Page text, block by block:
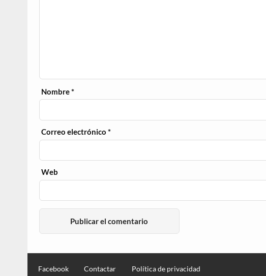
Nombre*
Correo electrónico*
Web
Facebook Contactar Política de privacidad